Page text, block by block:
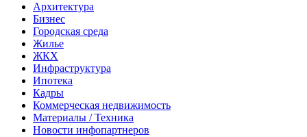
Архитектура
Бизнес
Городская среда
Жилье
ЖКХ
Инфраструктура
Ипотека
Кадры
Коммерческая недвижимость
Материалы / Техника
Новости инфопартнеров